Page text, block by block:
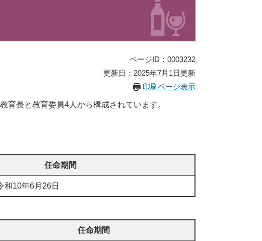
ページID：0003232
更新日：2025年7月1日更新
印刷ページ表示
育長と教育委員4人から構成されています。
任命期間
和10年6月26日
任命期間